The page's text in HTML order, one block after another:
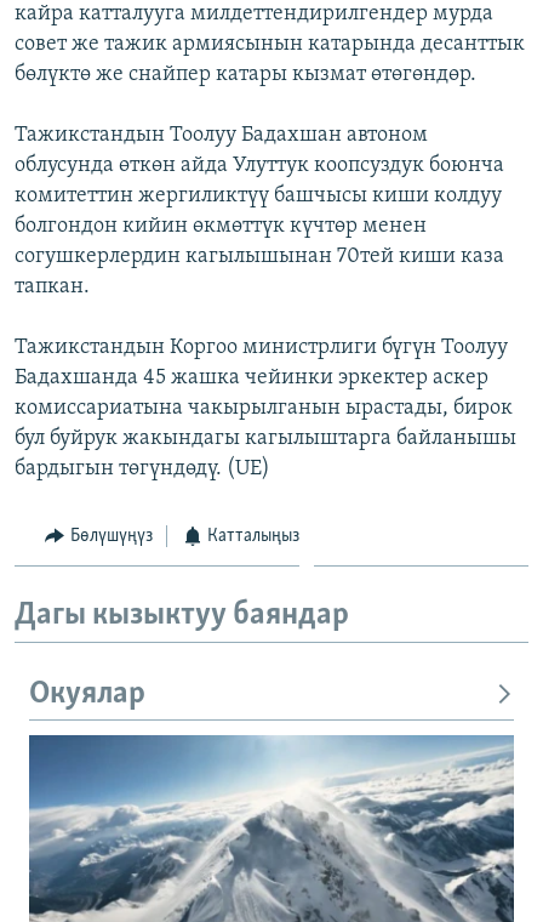
ЭЕ/АРнун бардык сайттары
кайра катталууга милдеттендирилгендер мурда
совет же тажик армиясынын катарында десанттык
бөлүктө же снайпер катары кызмат өтөгөндөр.
Тажикстандын Тоолуу Бадахшан автоном
облусунда өткөн айда Улуттук коопсуздук боюнча
комитеттин жергиликтүү башчысы киши колдуу
болгондон кийин өкмөттүк күчтөр менен
согушкерлердин кагылышынан 70тей киши каза
тапкан.
Тажикстандын Коргоо министрлиги бүгүн Тоолуу
Бадахшанда 45 жашка чейинки эркектер аскер
комиссариатына чакырылганын ырастады, бирок
бул буйрук жакындагы кагылыштарга байланышы
бардыгын төгүндөдү. (UE)
Бөлүшүңүз Катталыңыз
Дагы кызыктуу баяндар
Окуялар